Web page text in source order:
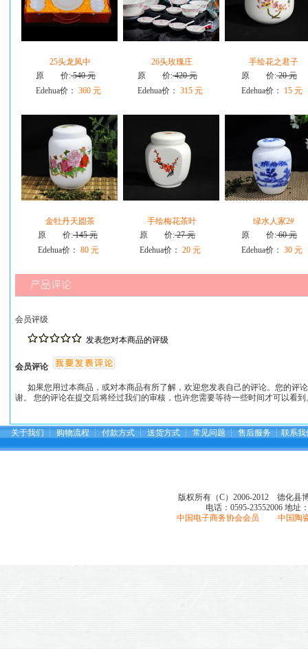
25头龙凤中
原 价:540 元
Edehua价： 360 元
26头玫瑰庄
原 价:420 元
Edehua价： 315 元
手绘花之君子
原 价:20 元
Edehua价：
15 元
金牡丹天圆茶
原 价:145 元
Edehua价： 80 元
手绘梅花茶叶
原 价:27 元
Edehua价： 20 元
绿水人家2#
原 价:60 元
Edehua价： 30 元
会员评级
发表您对本商品的评级
会员评论
如果您用过本商品，或对本商品有所了解，欢迎您发表自己的评论。您的评
谢。 您的评论在提交后将经过我们的审核，也许您需要等待一些时间才可以看
关于我们 ┆ 购物流程 ┆ 付款方式 ┆ 送货方式 ┆ 常见问题 ┆ 售后服务 ┆ 联系我
版权所有（C）2006-2012 德化县
电话：0595-23552006 地址
中国电子商务协会会员 中国陶